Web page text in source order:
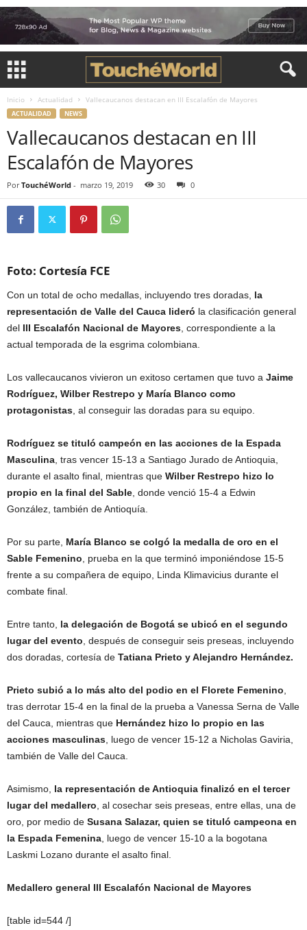
Inicio Actualidad Vallecaucanos destacan en III Escalafón de Mayores
ACTUALIDAD NEWS
Vallecaucanos destacan en III
Escalafón de Mayores
Por TouchéWorld - marzo 19, 2019 30 0
Foto: Cortesía FCE
Con un total de ocho medallas, incluyendo tres doradas, la
representación de Valle del Cauca lideró la clasificación general
del III Escalafón Nacional de Mayores , correspondiente a la
actual temporada de la esgrima colombiana.
Los vallecaucanos vivieron un exitoso certamen que tuvo a Jaime
Rodríguez, Wilber Restrepo y María Blanco como
protagonistas , al conseguir las doradas para su equipo.
Rodríguez se tituló campeón en las acciones de la Espada
Masculina , tras vencer 15-13 a Santiago Jurado de Antioquia,
durante el asalto final, mientras que Wilber Restrepo hizo lo
propio en la final del Sable , donde venció 15-4 a Edwin
González, también de Antioquía.
Por su parte, María Blanco se colgó la medalla de oro en el
Sable Femenino , prueba en la que terminó imponiéndose 15-5
frente a su compañera de equipo, Linda Klimavicius durante el
combate final.
Entre tanto, la delegación de Bogotá se ubicó en el segundo
lugar del evento , después de conseguir seis preseas, incluyendo
dos doradas, cortesía de Tatiana Prieto y Alejandro Hernández.
Prieto subió a lo más alto del podio en el Florete Femenino
tras derrotar 15-4 en la final de la prueba a Vanessa Serna de Valle
del Cauca, mientras que Hernández hizo lo propio en las
acciones masculinas , luego de vencer 15-12 a Nicholas Gaviria,
también de Valle del Cauca.
Asimismo, la representación de Antioquia finalizó en el tercer
lugar del medallero , al cosechar seis preseas, entre ellas, una de
oro, por medio de Susana Salazar, quien se tituló campeona en
la Espada Femenina , luego de vencer 15-10 a la bogotana
Laskmi Lozano durante el asalto final.
Medallero general III Escalafón Nacional de Mayores
[table id=544 /]